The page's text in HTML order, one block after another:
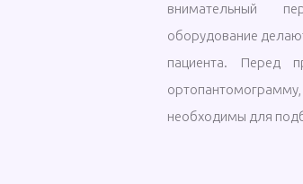
внимательный
оборудование
пациента. Перед
необходимы для